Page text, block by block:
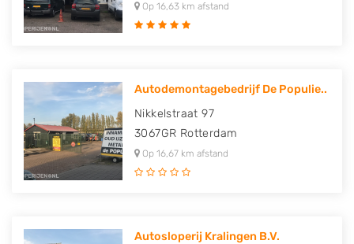
Op 16,63 km afstand
Autodemontagebedrijf De Populie..
Nikkelstraat 97
3067GR Rotterdam
Op 16,67 km afstand
Autosloperij Kralingen B.V.